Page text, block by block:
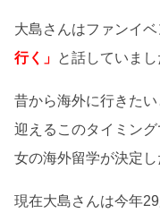
大島さんはファンイ
行く」 と話していまし
昔から海外に行きた
迎えるこのタイミン
女の海外留学が決定し
現在大島さんは今年29